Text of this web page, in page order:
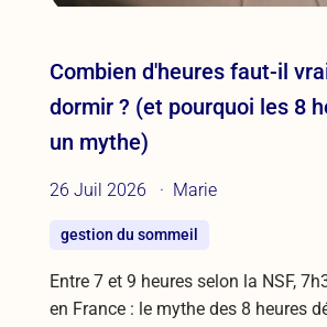
Combien d'heures faut-il
dormir ? (et pourquoi les 8
un mythe)
26 Juil 2026 Marie
gestion du sommeil
Entre 7 et 9 heures selon la NSF,
en France : le mythe des 8 heures